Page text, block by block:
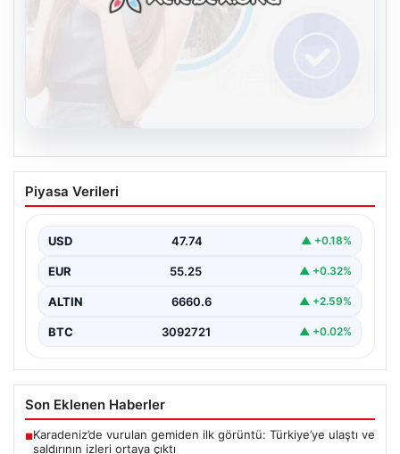
Kelebek.Org İle Dijital İletişimin Seviyeli
Adresi Ve Chat Deneyimi
kurması ciddi bir önem taşımaktadır. Halen birçok…
Piyasa Verileri
USD 47.74 ▲ +0.18%
EUR 55.25 ▲ +0.32%
ALTIN 6660.6 ▲ +2.59%
BTC 3092721 ▲ +0.02%
Son Eklenen Haberler
■Karadeniz’de vurulan gemiden ilk görüntü: Türkiye’ye ulaştı ve
saldırının izleri ortaya çıktı